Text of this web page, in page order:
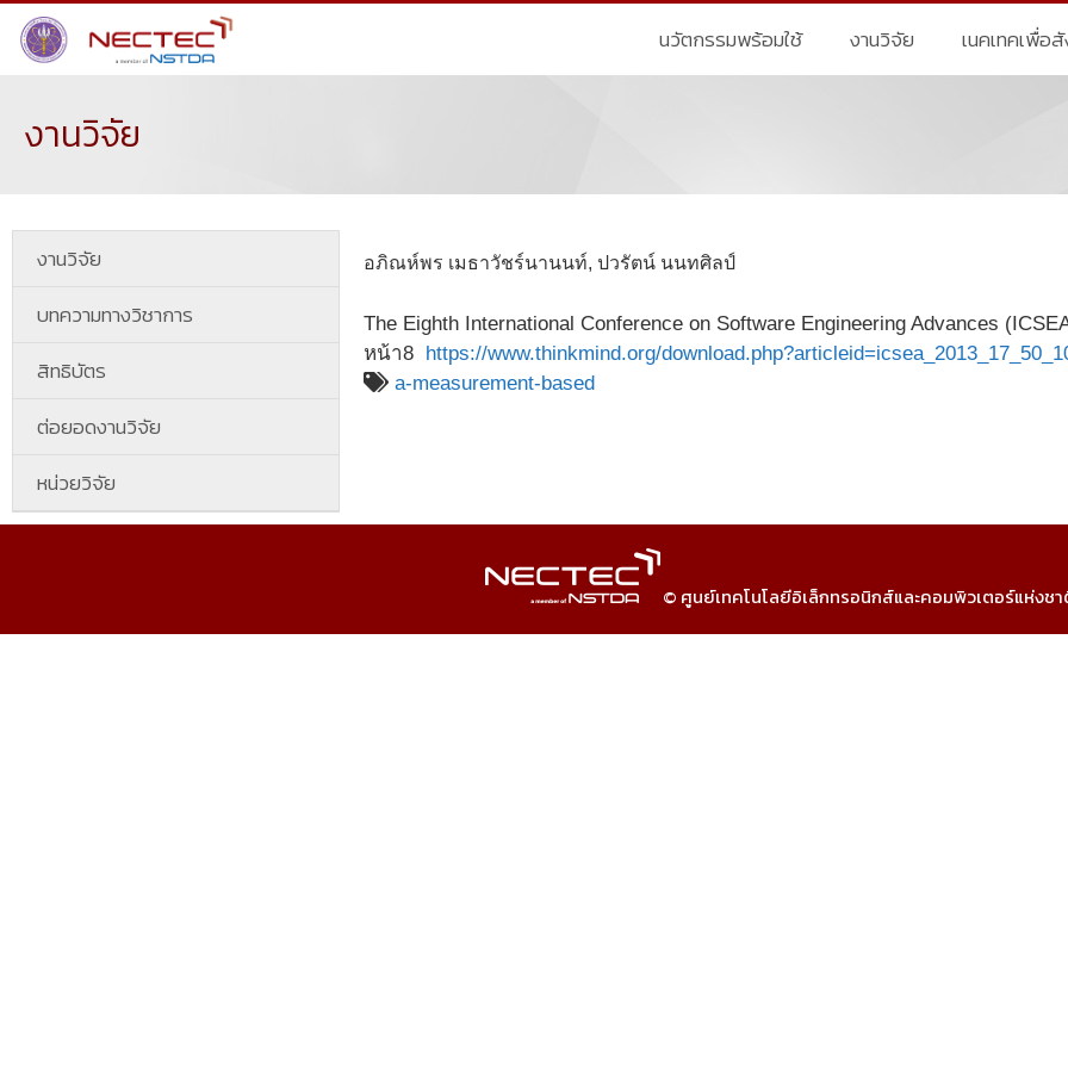
นวัตกรรมพร้อมใช้ งานวิจัย เนคเทคเพื่อ
งานวิจัย
งานวิจัย
บทความทางวิชาการ
สิทธิบัตร
ต่อยอดงานวิจัย
หน่วยวิจัย
อภิณห์พร เมธาวัชร์นานนท์, ปวรัตน์ นนทศิลป์
The Eighth International Conference on Software Engineering Advances
หน้า8 https://www.thinkmind.org/
a-measurement-based
© ศูนย์เทคโนโลยีอิเล็กทรอนิกส์และคอมพิวเตอร์แห่งชา